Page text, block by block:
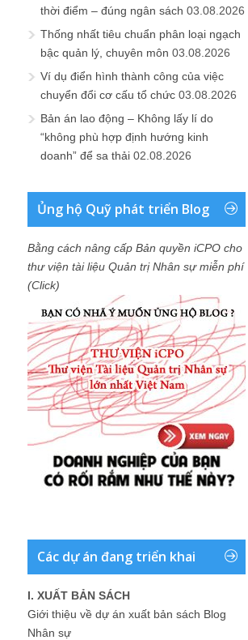
thời điểm – đúng ngân sách 03.08.2026
Thống nhất tiêu chuẩn phân loại ngạch
bậc quản lý, chuyên môn 03.08.2026
Ví dụ điển hình thành công của việc
chuyển đổi cơ cấu tổ chức 03.08.2026
Bản án lao động – Không lấy lí do
“không phù hợp định hướng kinh
doanh” để sa thải 02.08.2026
Ủng hộ Quỹ phát triển Blog
Bằng cách nâng cấp Bản quyền iCPO cho
thư viện tài liệu Quản trị Nhân sự miễn phí
(Click)
Các dự án đang triển khai
I. XUẤT BẢN SÁCH
Giới thiệu về dự án xuất bản sách Blog
Nhân sự